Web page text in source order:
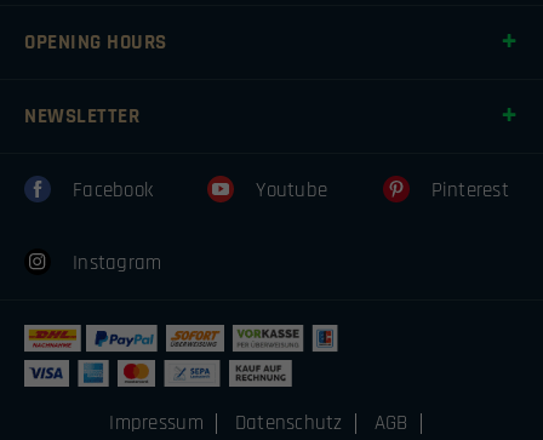
OPENING HOURS
NEWSLETTER
Facebook Youtube Pinterest
Instagram
Impressum Datenschutz
AGB